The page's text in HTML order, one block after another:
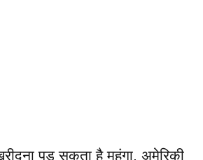
पड़ सकता है महंगा, अमेरिकी